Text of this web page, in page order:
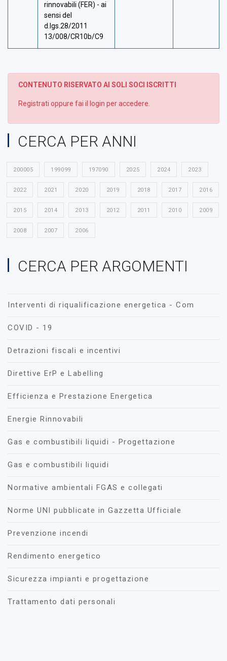
rinnovabili (FER) - ai
sensi del
d.lgs.28/2011
13/008/CR10b/C9
CONTENUTO RISERVATO AI SOLI SOCI ISCRITTI
Registrati oppure fai il login per accedere.
CERCA PER ANNI
200005 199099 197090 2025 2024 2023
2022 2021 2020 2019 2018 2017 2016
2015 2014 2013 2012 2011 2010 2009
2008 2007 2006
CERCA PER ARGOMENTI
Interventi di riqualificazione energetica - Com
COVID - 19
Detrazioni fiscali e incentivi
Direttive ErP e Labelling
Efficienza e Prestazione Energetica
Energie Rinnovabili
Gas e combustibili liquidi - Progettazione
Gas e combustibili liquidi
Normative ambientali FGAS e collegati
Norme UNI pubblicate in Gazzetta Ufficiale
Prevenzione incendi
Rendimento energetico
Sicurezza impianti e progettazione
Trattamento dati personali